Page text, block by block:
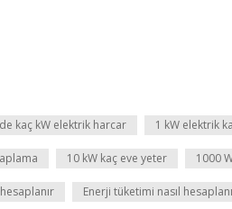
kaç kW elektrik harcar 1 kW elektrik
10 kW kaç eve yeter 1000
Enerji tüketimi nasıl